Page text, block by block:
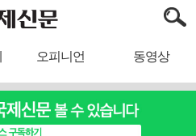
오피니언 동영상